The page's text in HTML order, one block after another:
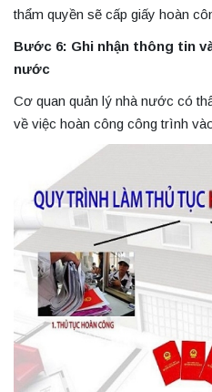
thẩm quyền sẽ cấp giấy hoàn
Bước 6: Ghi nhận thông tin
nước
Cơ quan quản lý nhà nước có
về việc hoàn công công trình